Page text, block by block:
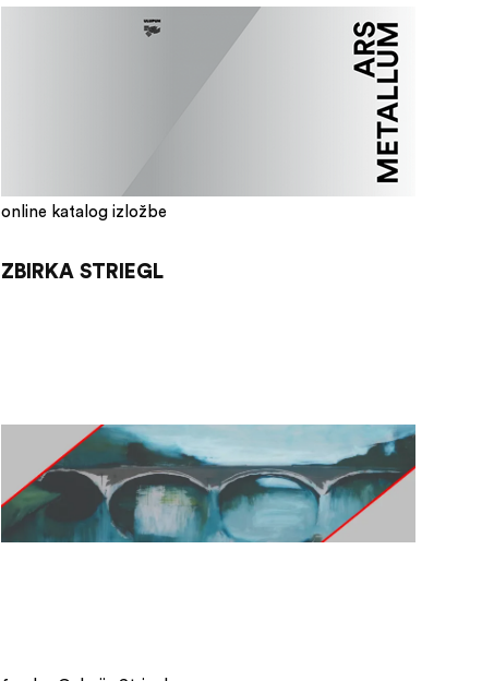
online katalog izložbe
ZBIRKA STRIEGL